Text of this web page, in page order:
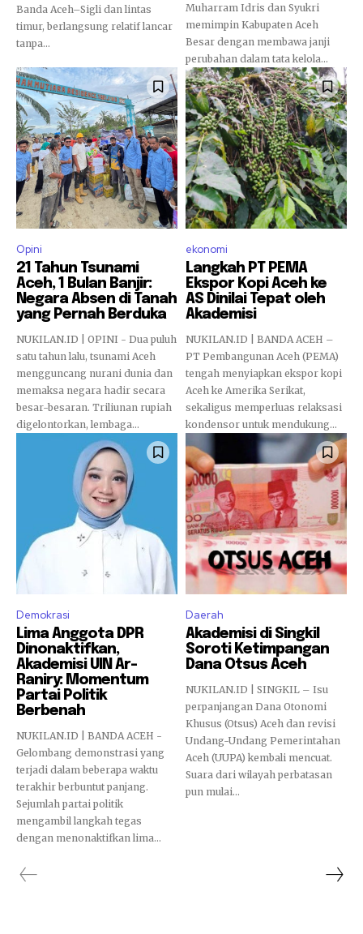
Banda Aceh–Sigli dan lintas
timur, berlangsung relatif lancar
tanpa...
Muharram Idris dan Syukri
memimpin Kabupaten Aceh
Besar dengan membawa janji
perubahan dalam tata kelola...
Opini
21 Tahun Tsunami
Aceh, 1 Bulan Banjir:
Negara Absen di Tanah
yang Pernah Berduka
NUKILAN.ID | OPINI - Dua puluh
satu tahun lalu, tsunami Aceh
mengguncang nurani dunia dan
memaksa negara hadir secara
besar-besaran. Triliunan rupiah
digelontorkan, lembaga...
ekonomi
Langkah PT PEMA
Ekspor Kopi Aceh ke
AS Dinilai Tepat oleh
Akademisi
NUKILAN.ID | BANDA ACEH –
PT Pembangunan Aceh (PEMA)
tengah menyiapkan ekspor kopi
Aceh ke Amerika Serikat,
sekaligus memperluas relaksasi
kondensor untuk mendukung...
Demokrasi
Lima Anggota DPR
Dinonaktifkan,
Akademisi UIN Ar-
Raniry: Momentum
Partai Politik
Berbenah
NUKILAN.ID | BANDA ACEH -
Gelombang demonstrasi yang
terjadi dalam beberapa waktu
terakhir berbuntut panjang.
Sejumlah partai politik
mengambil langkah tegas
dengan menonaktifkan lima...
Daerah
Akademisi di Singkil
Soroti Ketimpangan
Dana Otsus Aceh
NUKILAN.ID | SINGKIL – Isu
perpanjangan Dana Otonomi
Khusus (Otsus) Aceh dan revisi
Undang-Undang Pemerintahan
Aceh (UUPA) kembali mencuat.
Suara dari wilayah perbatasan
pun mulai...